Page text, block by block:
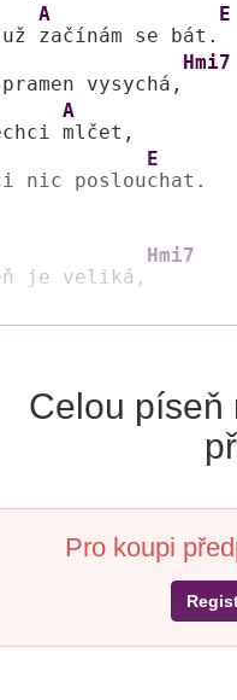
A
začínám se bát.
E
vysychá,
Hmi7
A
mlčet,
nic poslou
E
chat.
je veliká,
Hmi7
Celou píseň
Pro koupi